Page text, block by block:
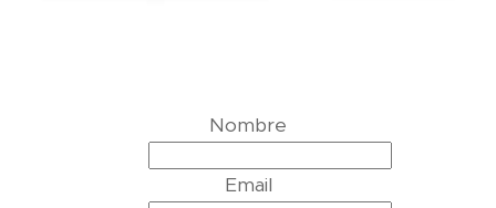
Nombre
Email